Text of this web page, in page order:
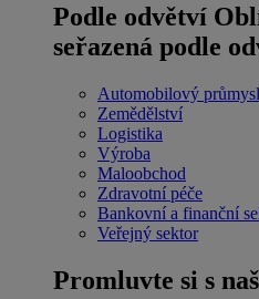
Podle odvětví
seřazená podle
Automobilový průmysl
Zemědělství
Logistika
Výroba
Maloobchod
Zdravotní péče
Bankovní a finanční
Veřejný sektor
Promluvte si s